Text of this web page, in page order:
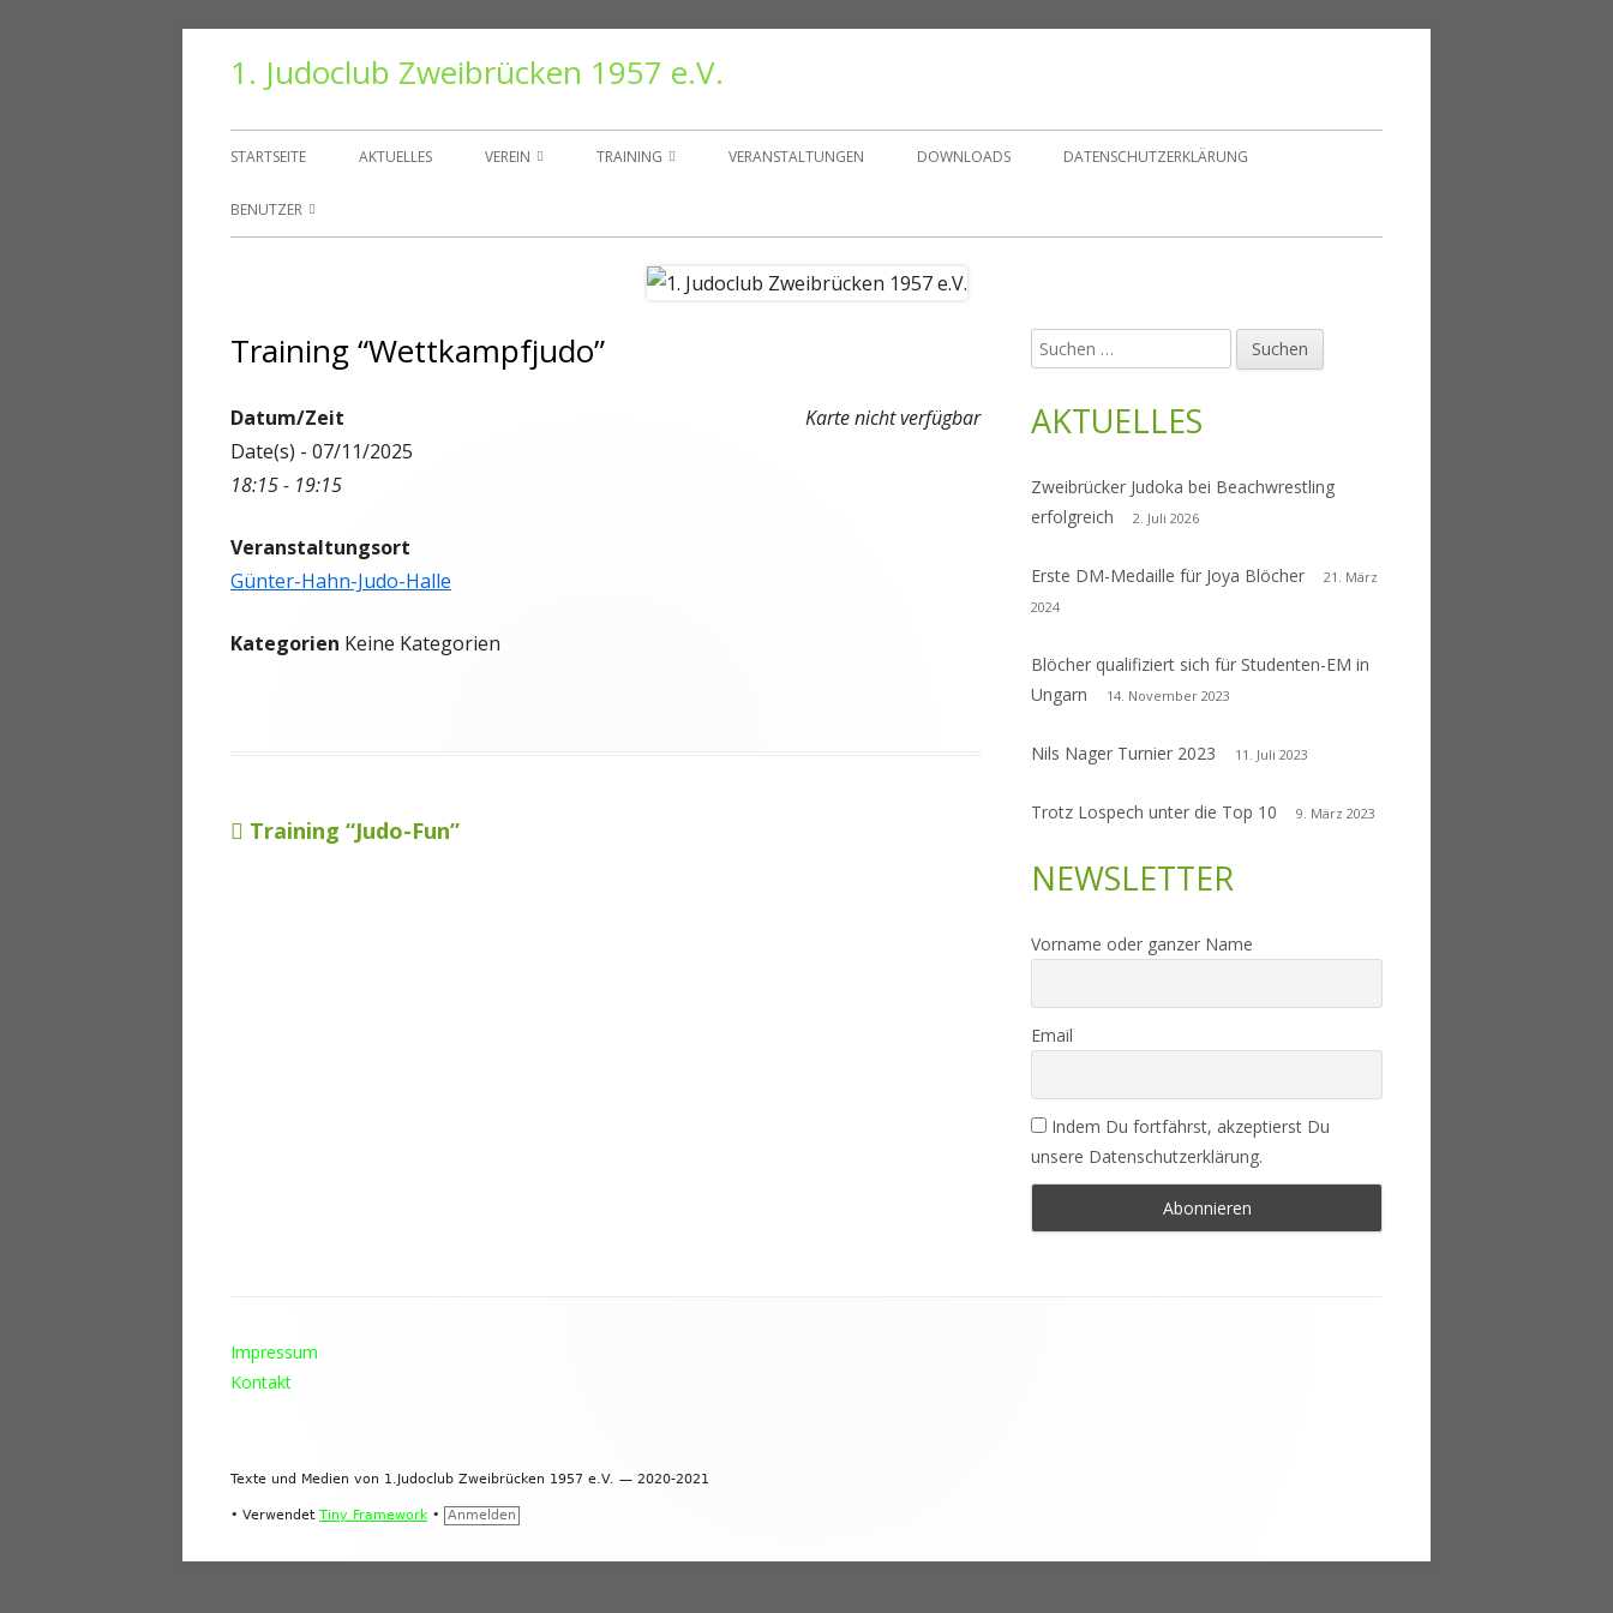
1. Judoclub Zweibrücken 1957 e.V.
Primäres
Menü
STARTSEITE AKTUELLES VEREIN
VEREINSGESCHICHTE
TRAINING VERANSTALTUNGEN DOWNLOADS DATENSCHUTZERKLÄRUNG
BENUTZER
KONTO
ABMELDEN
MITGLIEDER
Training “Wettkampfjudo”
Karte nicht verfügbar
Datum/Zeit
Date(s) - 07/11/2025
18:15 - 19:15
Veranstaltungsort
Günter-Hahn-Judo-Halle
Kategorien Keine Kategorien
Beitragsnavigation
Vorheriger
Training “Judo-Fun”
Haupt-
Seitenleiste
Suchen
nach:
AKTUELLES
Zweibrücker Judoka bei Beachwrestling
erfolgreich
2. Juli 2026
Erste DM-Medaille für Joya Blöcher
21. März
2024
Blöcher qualifiziert sich für Studenten-EM in
Ungarn
14. November 2023
Nils Nager Turnier 2023 11. Juli 2023
Trotz Lospech unter die Top 10 9. März 2023
NEWSLETTER
Vorname oder ganzer Name
Email
Indem Du fortfährst, akzeptierst Du
unsere Datenschutzerklärung.
Inhalt
Impressum
Kontakt
Texte und Medien von 1.Judoclub Zweibrücken 1957 e.V. — 2020-2021
• Verwendet Tiny Framework • Anmelden